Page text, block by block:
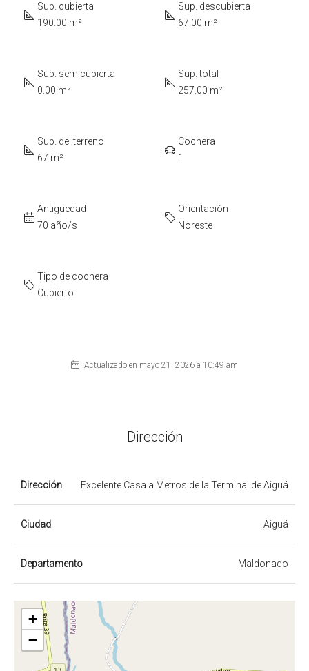
Sup. cubierta
190.00 m²
Sup. descubierta
67.00 m²
Sup. semicubierta
0.00 m²
Sup. total
257.00 m²
Sup. del terreno
67 m²
Cochera
1
Antigüedad
70 año/s
Orientación
Noreste
Tipo de cochera
Cubierto
Actualizado en mayo 21, 2026 a 10:49 am
Dirección
Dirección Excelente Casa a Metros de la Terminal de Aiguá
Ciudad Aiguá
Departamento Maldonado
+
−